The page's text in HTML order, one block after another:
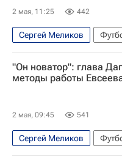
2 мая, 11:25 442
Сергей Меликов
Республика Дагестан
Минеральные Воды
РПЛ 2026-2027
"Он новатор": глава
методы работы
2 мая, 09:45 541
Сергей Меликов
Республика Дагестан